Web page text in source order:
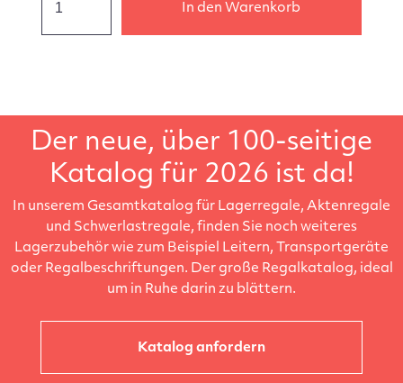
In den Warenkorb
Der neue, über 100-seitige
Katalog für 2026 ist da!
In unserem Gesamtkatalog für Lagerregale, Aktenregale
und Schwerlastregale, finden Sie noch weiteres
Lagerzubehör wie zum Beispiel Leitern, Transportgeräte
oder Regalbeschriftungen. Der große Regalkatalog, ideal
um in Ruhe darin zu blättern.
Katalog anfordern